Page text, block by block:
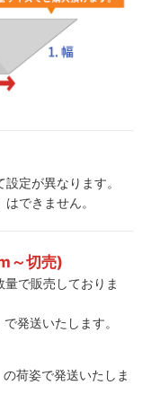
定が異なります。
できません。
～切売)
で販売しておりま
発送いたします。
荷姿で発送いたしま